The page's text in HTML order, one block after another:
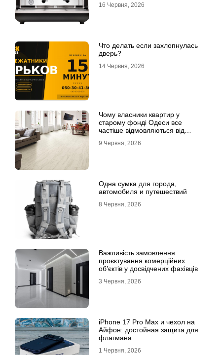
16 Червня, 2026
Что делать если захлопнулась
дверь?
14 Червня, 2026
Чому власники квартир у
старому фонді Одеси все
частіше відмовляються від
9 Червня, 2026
Одна сумка для города,
автомобиля и путешествий
8 Червня, 2026
Важливість замовлення
проєктування комерційних
об’єктів у досвідчених фахівців
3 Червня, 2026
iPhone 17 Pro Max и чехол на
Айфон: достойная защита для
флагмана
1 Червня, 2026